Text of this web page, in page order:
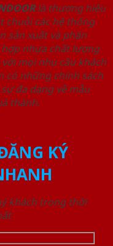
là thương hiệu
chuỗi các hệ thống
sản xuất và phân
nhựa chất lượng
mọi nhu cầu khách
có những chính sách
đa dạng về mẫu
thành.
KÝ
khách trong thời